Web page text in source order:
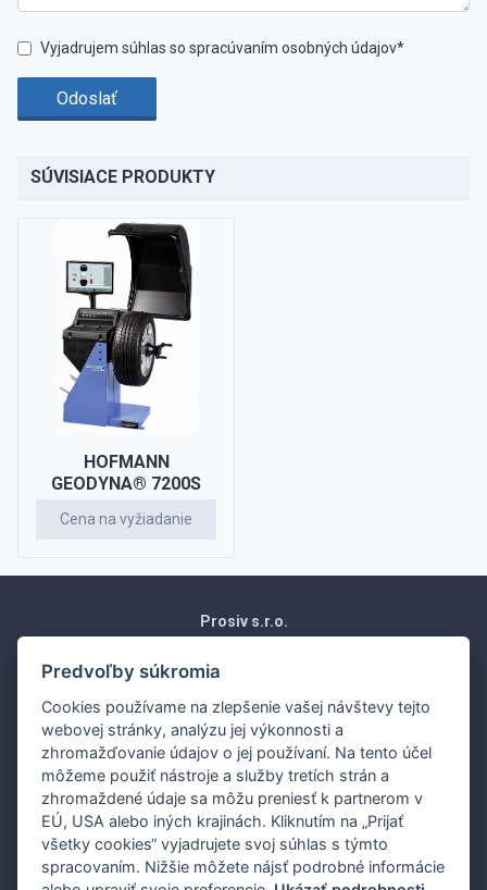
Vyjadrujem súhlas so spracúvaním osobných údajov*
Odoslať
SÚVISIACE PRODUKTY
HOFMANN
GEODYNA® 7200S
Cena na vyžiadanie
Prosiv s.r.o.
Vráble 952 01
Obchodné podmienky
Ochrana osobných údajov
Nákup na splátky
Dodanie
Ekonomické oddelenie:0907 243 648
Servisné,revízne oddelenie:0907 243 648
Nahlasovanie porúch:0907 243 648
Predvoľby súkromia
Cookies používame na zlepšenie vašej návštevy tejto
webovej stránky, analýzu jej výkonnosti a
zhromažďovanie údajov o jej používaní. Na tento účel
môžeme použiť nástroje a služby tretích strán a
zhromaždené údaje sa môžu preniesť k partnerom v
EÚ, USA alebo iných krajinách. Kliknutím na „Prijať
všetky cookies“ vyjadrujete svoj súhlas s týmto
spracovaním. Nižšie môžete nájsť podrobné informácie